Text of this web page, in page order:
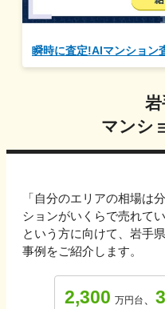
瞬時に査定!AIマンション
岩
マンシ
「自分のエリアの相場は
ションがいくらで売れて
という方に向けて、 岩手県
事例をご紹介します。
2,300 万円台